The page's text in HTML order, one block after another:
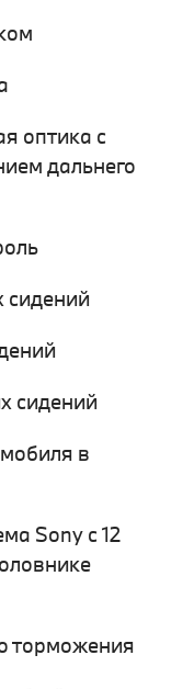
оптика с
дальнего
сидений
сидений
в
Sony с 12
торможения